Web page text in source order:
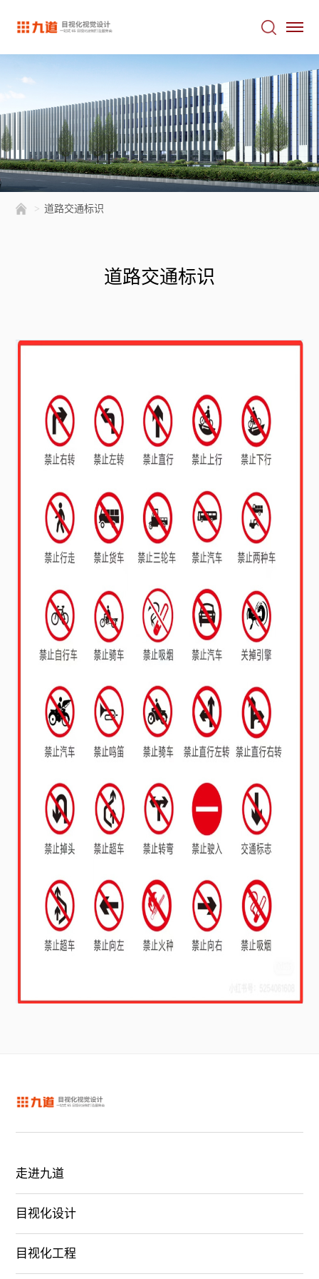
> 道路交通标识
道路交通标识
走进九道
目视化设计
目视化工程